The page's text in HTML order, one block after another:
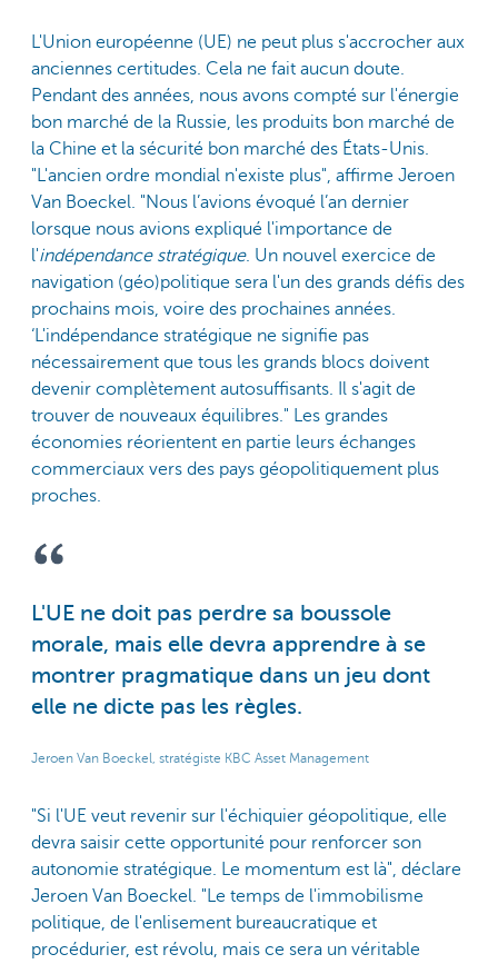
L'Union européenne (UE) ne peut plus s'accrocher aux
anciennes certitudes. Cela ne fait aucun doute.
Pendant des années, nous avons compté sur l'énergie
bon marché de la Russie, les produits bon marché de
la Chine et la sécurité bon marché des États-Unis.
"L'ancien ordre mondial n'existe plus", affirme Jeroen
Van Boeckel. "Nous l’avions évoqué l’an dernier
lorsque nous avions expliqué l'importance de
l'indépendance stratégique. Un nouvel exercice de
navigation (géo)politique sera l'un des grands défis des
prochains mois, voire des prochaines années.
‘L'indépendance stratégique ne signifie pas
nécessairement que tous les grands blocs doivent
devenir complètement autosuffisants. Il s'agit de
trouver de nouveaux équilibres." Les grandes
économies réorientent en partie leurs échanges
commerciaux vers des pays géopolitiquement plus
proches.
L'UE ne doit pas perdre sa boussole
morale, mais elle devra apprendre à se
montrer pragmatique dans un jeu dont
elle ne dicte pas les règles.
Jeroen Van Boeckel, stratégiste KBC Asset Management
"Si l'UE veut revenir sur l'échiquier géopolitique, elle
devra saisir cette opportunité pour renforcer son
autonomie stratégique. Le momentum est là", déclare
Jeroen Van Boeckel. "Le temps de l'immobilisme
politique, de l'enlisement bureaucratique et
procédurier, est révolu, mais ce sera un véritable